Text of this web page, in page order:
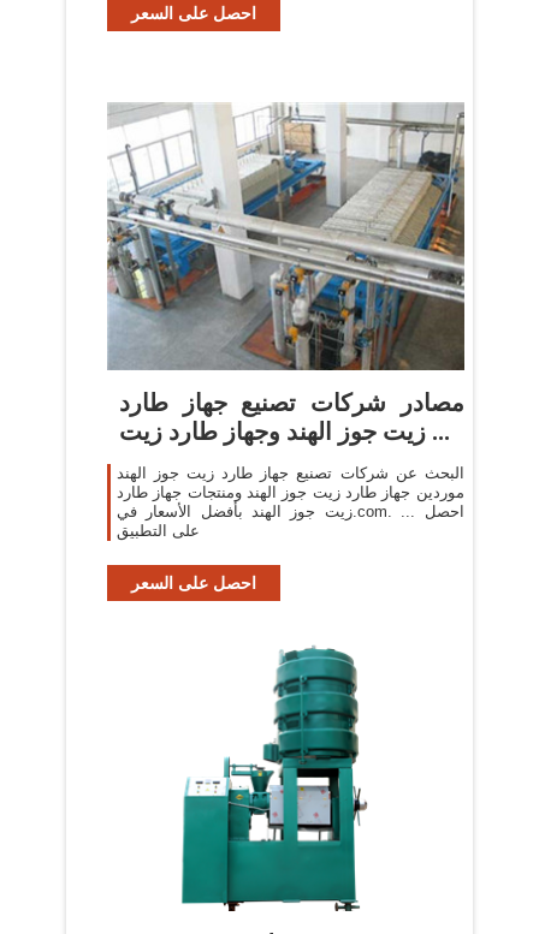
احصل على السعر
مصادر شركات تصنيع جهاز طارد
زيت جوز الهند وجهاز طارد زيت ...
البحث عن شركات تصنيع جهاز طارد زيت جوز الهند
موردين جهاز طارد زيت جوز الهند ومنتجات جهاز طارد
زيت جوز الهند بأفضل الأسعار في.com. ... احصل
على التطبيق
احصل على السعر